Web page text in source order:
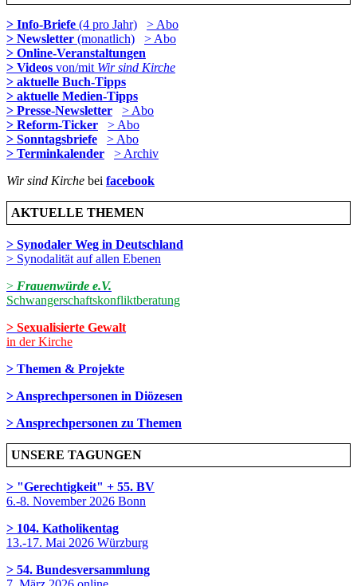
> Info-Briefe (4 pro Jahr)
> Abo
> Newsletter (monatlich)
> Abo
> Online-Veranstaltungen
> Videos von/mit Wir sind Kirche
> aktuelle Buch-Tipps
> aktuelle Medien-Tipps
> Presse-Newsletter
> Abo
> Reform-Ticker
> Abo
> Sonntagsbriefe
> Abo
> Terminkalender
> Archiv
Wir sind Kirche bei facebook
AKTUELLE THEMEN
> Synodaler Weg in Deutschland
> Synodalität auf allen Ebenen
> Frauenwürde e.V.
Schwangerschaftskonfliktberatung
> Sexualisierte Gewalt
in der Kirche
> Themen & Projekte
> Ansprechpersonen in Diözesen
> Ansprechpersonen zu Themen
UNSERE TAGUNGEN
> "Gerechtigkeit" + 55. BV
6.-8. November 2026 Bonn
> 104. Katholikentag
13.-17. Mai 2026 Würzburg
> 54. Bundesversammlung